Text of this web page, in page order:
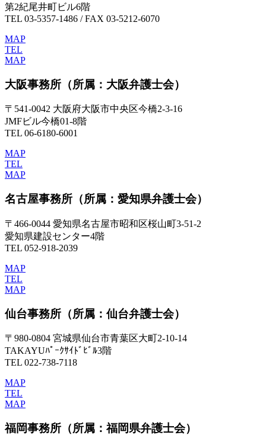
第2紀尾井町ビル6階
TEL 03-5357-1486 / FAX 03-5212-6070
MAP
TEL
MAP
大阪事務所 （所属：大阪弁護士会）
〒541-0042 大阪府大阪市中央区今橋2-3-16
JMFビル今橋01-8階
TEL 06-6180-6001
MAP
TEL
MAP
名古屋事務所 （所属：愛知県弁護士会）
〒466-0044 愛知県名古屋市昭和区桜山町3-51-2
愛知県建設センター4階
TEL 052-918-2039
MAP
TEL
MAP
仙台事務所 （所属：仙台弁護士会）
〒980-0804 宮城県仙台市青葉区大町2-10-14
TAKAYUﾊﾟｰｸｻｲﾄﾞﾋﾞﾙ3階
TEL 022-738-7118
MAP
TEL
MAP
福岡事務所 （所属：福岡県弁護士会）